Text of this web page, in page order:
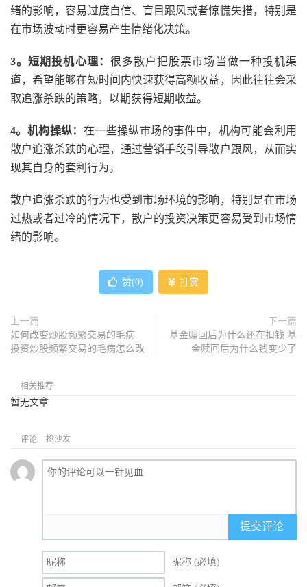
绪的影响，容易过度自信、盲目跟风或者惊慌失措，特别是
在市场波动时更容易产生情绪化决策。
3。短期投机心理： 很多散户把股票市场当做一种投机渠
道，希望能够在短时间内快速获得高额收益，因此往往会采
取追涨杀跌的策略，以期获得短期收益。
4。机构操纵： 在一些操纵市场的事件中，机构可能会利用
散户追涨杀跌的心理，通过营销手段引导散户跟风，从而实
现其自身的套利行为。
散户追涨杀跌的行为也受到市场环境的影响，特别是在市场
过热或者过冷的情况下，散户的投资决策更容易受到市场情
绪的影响。
赞(0) 打赏
上一篇
如何改变炒股频繁交易的毛病
投资炒股频繁交易的毛病怎么改
下一篇
基金赎回后为什么还在扣钱 基
金赎回后为什么钱变少了
相关推荐
暂无文章
评论 抢沙发
提交评论
昵称 (必填)